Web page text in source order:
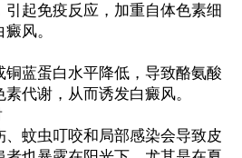
起免疫反应，加重自体色素细
风。
蓝蛋白水平降低，导致酪氨酸
代谢，从而诱发白癜风。
蚊虫叮咬和局部感染会导致皮